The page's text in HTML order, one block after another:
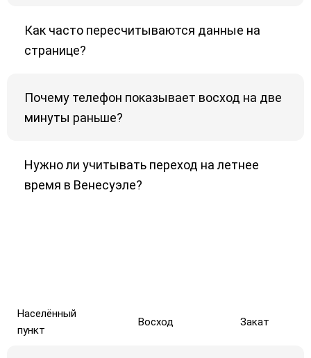
Как часто пересчитываются данные на
странице?
Почему телефон показывает восход на две
минуты раньше?
Нужно ли учитывать переход на летнее
время в Венесуэле?
Населённый
пункт
Восход Закат